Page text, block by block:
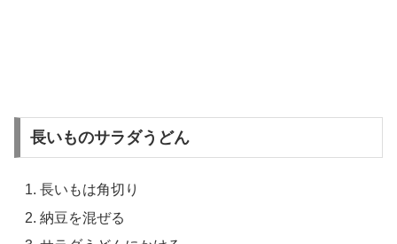
長いものサラダうどん
長いもは角切り
納豆を混ぜる